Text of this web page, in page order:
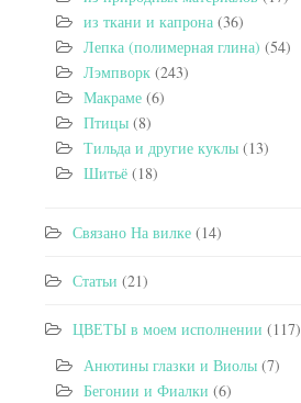
из ткани и капрона (36)
Лепка (полимерная глина) (54)
Лэмпворк (243)
Макраме (6)
Птицы (8)
Тильда и другие куклы (13)
Шитьё (18)
Связано На вилке (14)
Статьи (21)
ЦВЕТЫ в моем исполнении (117)
Анютины глазки и Виолы (7)
Бегонии и Фиалки (6)